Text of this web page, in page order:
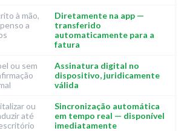
à mão,
a
Diretamente na app —
transferido
automaticamente para a
fatura
ou sem
Assinatura digital no
dispositivo, juridicamente
válida
ou
até
Sincronização automática
em tempo real — disponível
imediatamente